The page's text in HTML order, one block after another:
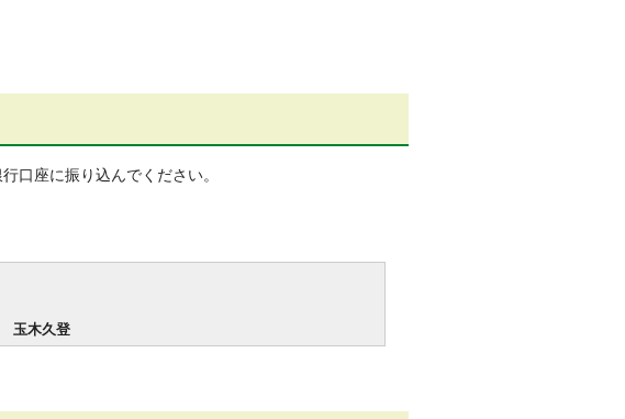
口座に振り込んでください。
玉木久登